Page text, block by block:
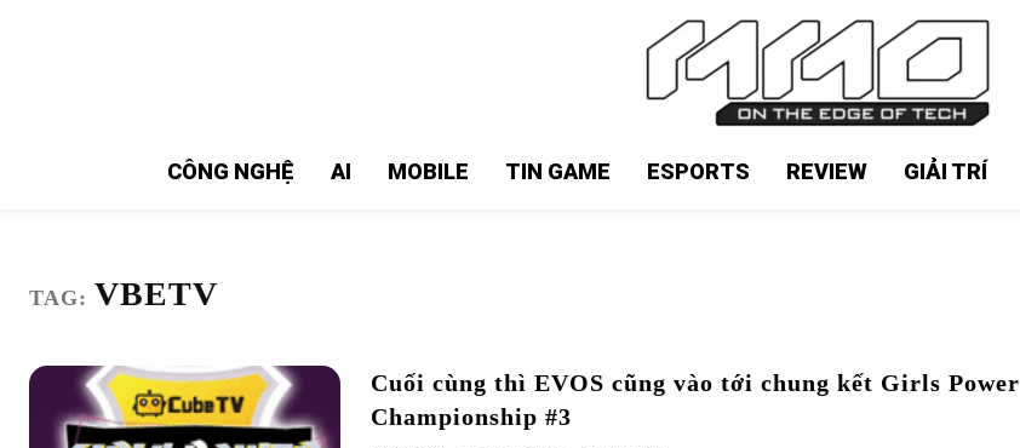
CÔNG NGHỆ AI MOBILE TIN GAME ESPORTS REVIEW GIẢI TRÍ
TAG: VBETV
Cuối cùng thì EVOS cũng vào tới chung kết Girls Power
Championship #3